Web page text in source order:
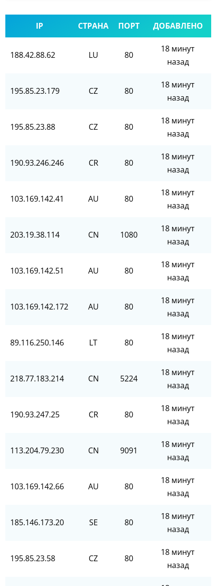
IP СТРАНА ПОРТ ДОБАВЛЕНО
188.42.88.62 LU 80
18 минут
назад
195.85.23.179 CZ 80
18 минут
назад
195.85.23.88 CZ 80
18 минут
назад
190.93.246.246 CR 80
18 минут
назад
103.169.142.41 AU 80
18 минут
назад
203.19.38.114 CN 1080
18 минут
назад
103.169.142.51 AU 80
18 минут
назад
103.169.142.172 AU 80
18 минут
назад
89.116.250.146 LT 80
18 минут
назад
218.77.183.214 CN 5224
18 минут
назад
190.93.247.25 CR 80
18 минут
назад
113.204.79.230 CN 9091
18 минут
назад
103.169.142.66 AU 80
18 минут
назад
185.146.173.20 SE 80
18 минут
назад
195.85.23.58 CZ 80
18 минут
назад